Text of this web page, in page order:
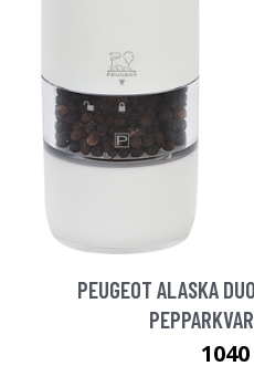
PEUGEOT ALASKA
1040